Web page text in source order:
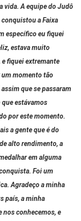
vida. A equipe do Judô
a Faixa
específico eu fiquei
estava muito
e fiquei extremante
momento tão
que se passaram
que estávamos
por este momento.
a gente que é do
alto rendimento, a
em alguma
Foi um
Agradeço a minha
país, a minha
nos conhecemos, e